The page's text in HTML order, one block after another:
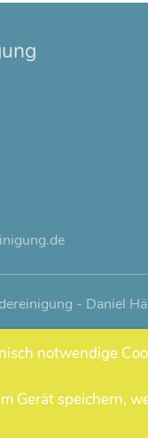
- Daniel
notwendige
Gerät speichern,